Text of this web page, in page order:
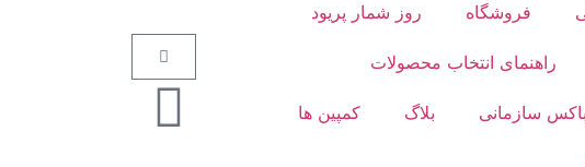
فروشگاه روز شمار پریود
راهنمای انتخاب محصولات
سازمانی بلاگ کمپین ها